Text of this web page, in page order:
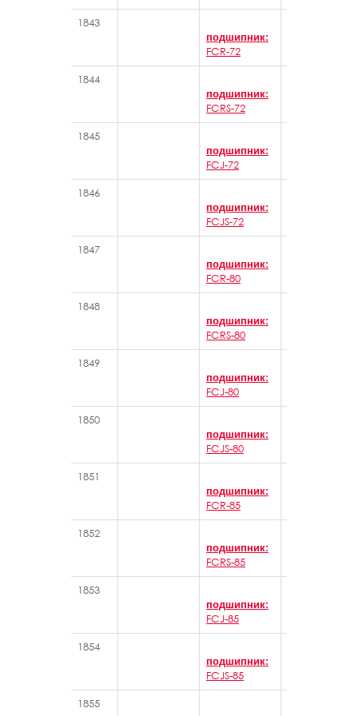
1843
подшипник:
FCR-72
1844
подшипник:
FCRS-72
1845
подшипник:
FCJ-72
1846
подшипник:
FCJS-72
1847
подшипник:
FCR-80
1848
подшипник:
FCRS-80
1849
подшипник:
FCJ-80
1850
подшипник:
FCJS-80
1851
подшипник:
FCR-85
1852
подшипник:
FCRS-85
1853
подшипник:
FCJ-85
1854
подшипник:
FCJS-85
1855